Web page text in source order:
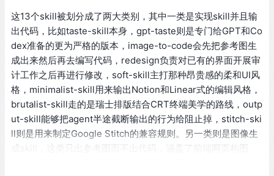
这13个skill被划分成了两大类别，其中一类是实现skill并且输
出代码，比如taste-skill本身，gpt-taste则是专门给GPT和Co
dex准备的更为严格的版本，image-to-code会先把参考图生
成出来然后再去编写代码，redesign负责对已有的界面开展审
计工作之后再进行修改，soft-skill主打那种昂贵感的柔和UI风
格，minimalist-skill用来输出Notion和Linear式的编辑风格，
brutalist-skill走的是瑞士排版结合CRT终端美学的路线，outp
ut-skill能够把agent半途截断输出的行为给阻止掉，stitch-ski
ll则是用来制定Google Stitch的兼容规则。另一类则是图像生
成skill，这类只出参考图而不出代码，涵盖了前端网页构图、